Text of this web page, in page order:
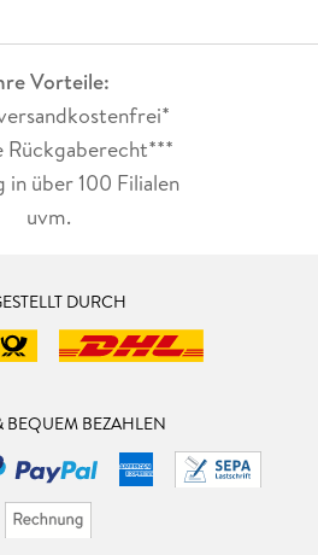
Vorteile:
Rückgaberecht***
in über 100 Filialen
uvm.
DURCH
BEQUEM BEZAHLEN